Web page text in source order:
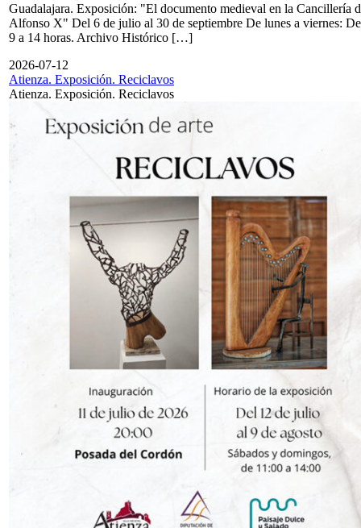
Guadalajara. Exposición: "El documento medieval en la Cancillería
Alfonso X" Del 6 de julio al 30 de septiembre De lunes a viernes: De
9 a 14 horas. Archivo Histórico […]
2026-07-12
Atienza. Exposición. Reciclavos
Atienza. Exposición. Reciclavos